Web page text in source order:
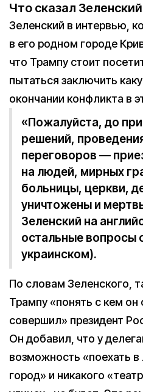
Что сказал
Зеленский в интервью,
в его родном городе
что Трампу стоит
пытаться заключить
окончании конфликта в
«Пожалуйста, до
решений,
переговоров —
на людей, мирных
больницы, церкви,
уничтожены и
Зеленский на
остальные вопросы
украинском).
По словам Зеленского,
Трампу «понять с кем
совершил» президент
Он добавил, что у
возможность «поехать
город» и никакого